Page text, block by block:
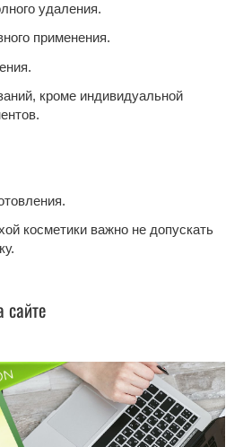
удаления.
применения.
кроме индивидуальной
косметики важно не допускать
сайте